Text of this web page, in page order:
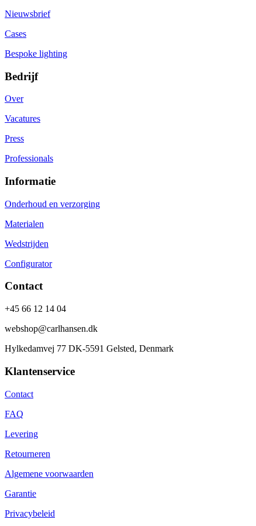
Nieuwsbrief
Cases
Bespoke lighting
Bedrijf
Over
Vacatures
Press
Professionals
Informatie
Onderhoud en verzorging
Materialen
Wedstrijden
Configurator
Contact
+45 66 12 14 04
webshop@carlhansen.dk
Hylkedamvej 77 DK-5591 Gelsted, Denmark
Klantenservice
Contact
FAQ
Levering
Retourneren
Algemene voorwaarden
Garantie
Privacybeleid